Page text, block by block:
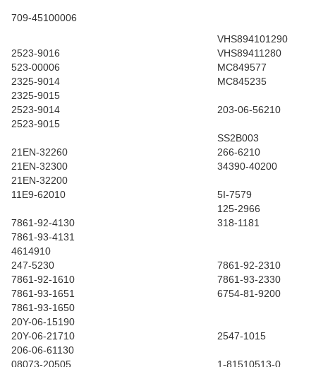
709-45100006
VHS894101290
2523-9016
VHS89411280
523-00006
MC849577
2325-9014
MC845235
2325-9015
2523-9014
203-06-56210
2523-9015
SS2B003
21EN-32260
266-6210
21EN-32300
34390-40200
21EN-32200
11E9-62010
5I-7579
125-2966
7861-92-4130
318-1181
7861-93-4131
4614910
247-5230
7861-92-2310
7861-92-1610
7861-93-2330
7861-93-1651
6754-81-9200
7861-93-1650
20Y-06-15190
20Y-06-21710
2547-1015
206-06-61130
08073-20505
1-81510513-0